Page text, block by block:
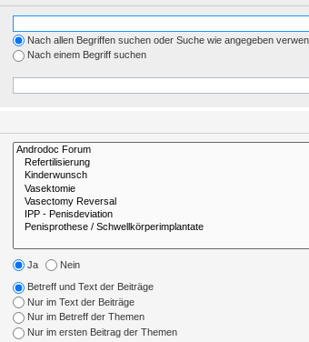
Nach allen Begriffen suchen oder Suche wie angegeben
Nach einem Begriff suchen
Ja Nein
Betreff und Text der Beiträge
Nur im Text der Beiträge
Nur im Betreff der Themen
Nur im ersten Beitrag der Themen